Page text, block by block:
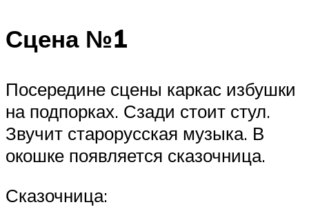
Сцена №1
Посередине сцены каркас избушки
на подпорках. Сзади стоит стул.
Звучит старорусская музыка. В
окошке появляется сказочница.
Сказочница: